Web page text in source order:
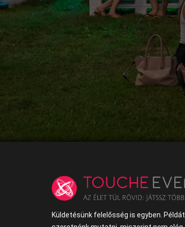
Küldetésünk felelősség is egyben. Példát